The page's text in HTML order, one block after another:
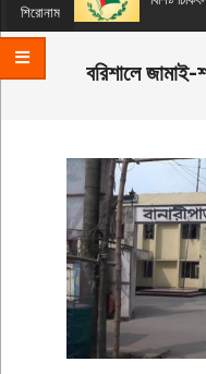
শিরোনাম
বরিশালে